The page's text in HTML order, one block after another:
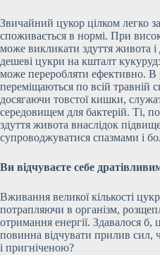
Звичайний цукор цілком легко
споживається в нормі. При
може викликати здуття живота і
дешеві цукри на кшталт
може переробляти ефективно. В
переміщаються по всій травній
досягаючи товстої кишки,
середовищем для бактерій. Ті,
здуття живота внаслідок
супроводжуватися спазмами і
Ви відчуваєте себе
Вживання великої кількості
потрапляючи в організм,
отримання енергії. Здавалося
повинна відчувати прилив сил,
і пригніченою?